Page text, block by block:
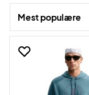
Mest populære